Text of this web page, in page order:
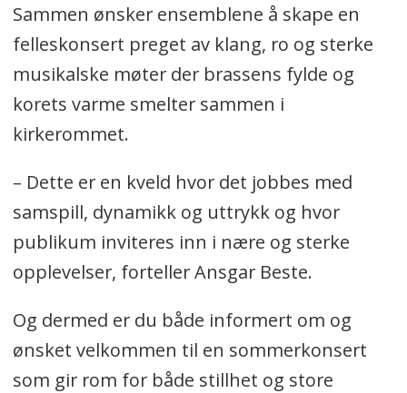
Sammen ønsker ensemblene å skape en
felleskonsert preget av klang, ro og sterke
musikalske møter der brassens fylde og
korets varme smelter sammen i
kirkerommet.
– Dette er en kveld hvor det jobbes med
samspill, dynamikk og uttrykk og hvor
publikum inviteres inn i nære og sterke
opplevelser, forteller Ansgar Beste.
Og dermed er du både informert om og
ønsket velkommen til en sommerkonsert
som gir rom for både stillhet og store